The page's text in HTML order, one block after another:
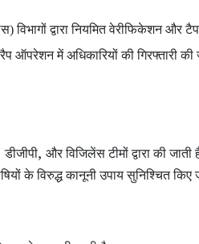
विभागों द्वारा नियमित वेरीफिकेशन और
ऑपरेशन में अधिकारियों की गिरफ्तारी की
डीजीपी, और विजिलेंस टीमों द्वारा की जाती
के विरुद्ध कानूनी उपाय सुनिश्चित किए